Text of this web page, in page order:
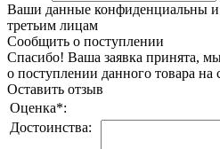
Ваши данные конфиденциальны
третьим лицам
Сообщить о поступлении
Спасибо! Ваша заявка принята,
о поступлении данного товара на
Оставить отзыв
Оценка*:
Достоинства: